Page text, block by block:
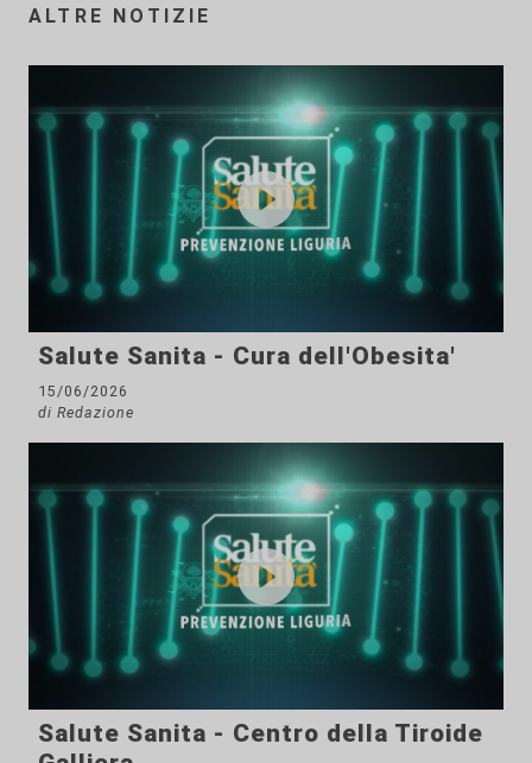
ALTRE NOTIZIE
Salute Sanita - Cura dell'Obesita'
15/06/2026
di Redazione
Salute Sanita - Centro della Tiroide